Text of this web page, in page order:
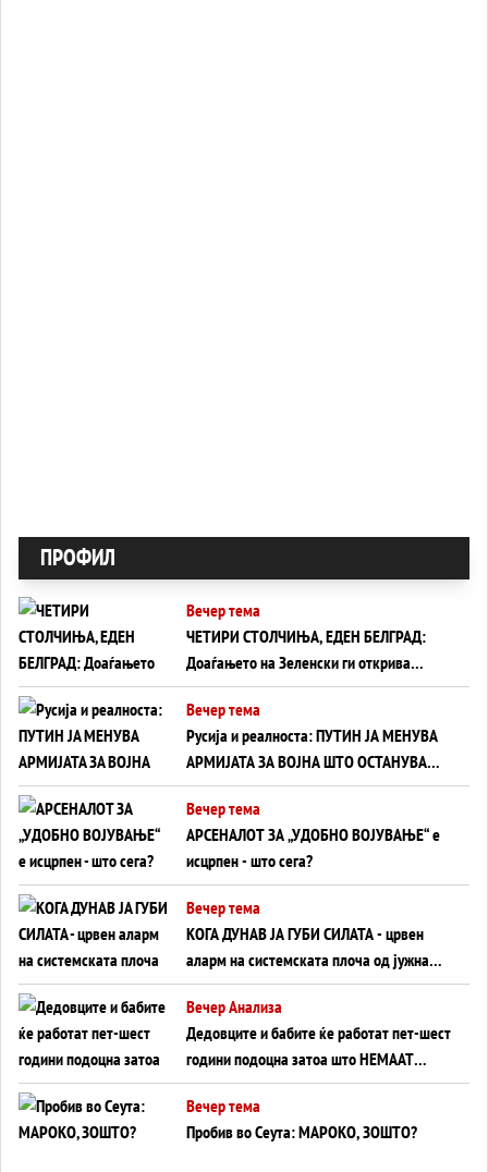
ПРОФИЛ
Вечер тема
ЧЕТИРИ СТОЛЧИЊА, ЕДЕН БЕЛГРАД:
Доаѓањето на Зеленски ги открива
тајните на политиката на балансирање
на Вучиќ
Вечер тема
Русија и реалноста: ПУТИН ЈА МЕНУВА
АРМИЈАТА ЗА ВОЈНА ШТО ОСТАНУВА
БЕЗ ФРОНТ
Вечер тема
АРСЕНАЛОТ ЗА „УДОБНО ВОЈУВАЊЕ“ е
исцрпен - што сега?
Вечер тема
КОГА ДУНАВ ЈА ГУБИ СИЛАТА - црвен
аларм на системската плоча од јужна
Германија до Црното Море...
Вечер Анализа
Дедовците и бабите ќе работат пет-шест
години подоцна затоа што НЕМААТ
ВНУЦИ ДА ГИ ЗАМЕНАТ
Вечер тема
Пробив во Сеута: МАРОКО, ЗОШТО?